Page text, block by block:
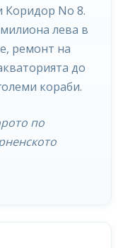
Коридор No 8.
лева в
ремонт на
до
кораби.
по